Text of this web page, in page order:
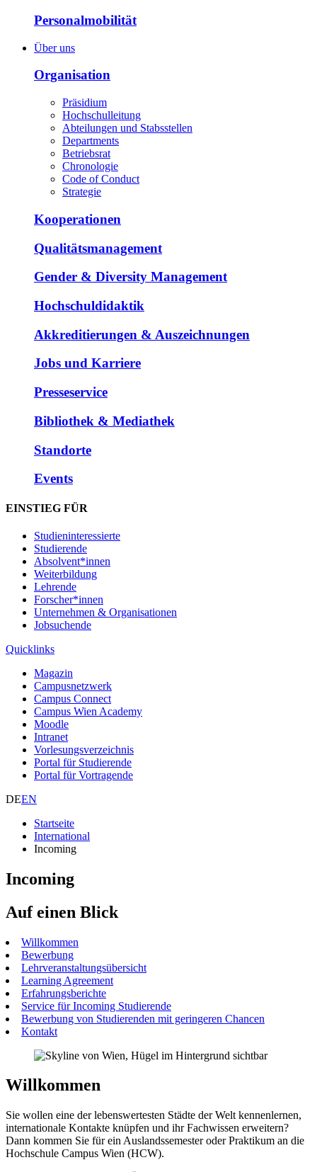
Personalmobilität
Über uns
Organisation
Präsidium
Hochschulleitung
Abteilungen und Stabsstellen
Departments
Betriebsrat
Chronologie
Code of Conduct
Strategie
Kooperationen
Qualitätsmanagement
Gender & Diversity Management
Hochschuldidaktik
Akkreditierungen & Auszeichnungen
Jobs und Karriere
Presseservice
Bibliothek & Mediathek
Standorte
Events
EINSTIEG FÜR
Studieninteressierte
Studierende
Absolvent*innen
Weiterbildung
Lehrende
Forscher*innen
Unternehmen & Organisationen
Jobsuchende
Quicklinks
Magazin
Campusnetzwerk
Campus Connect
Campus Wien Academy
Moodle
Intranet
Vorlesungsverzeichnis
Portal für Studierende
Portal für Vortragende
DEEN
Startseite
International
Incoming
Incoming
Auf einen Blick
Willkommen
Bewerbung
Lehrveranstaltungsübersicht
Learning Agreement
Erfahrungsberichte
Service für Incoming Studierende
Bewerbung von Studierenden mit geringeren Chancen
Kontakt
Willkommen
Sie wollen eine der lebenswertesten Städte der Welt kennenlernen,
internationale Kontakte knüpfen und ihr Fachwissen erweitern?
Dann kommen Sie für ein Auslandssemester oder Praktikum an die
Hochschule Campus Wien (HCW).